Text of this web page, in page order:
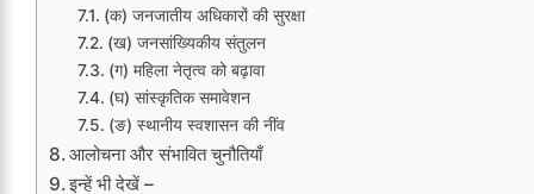
(क) जनजातीय अधिकारों की सुरक्षा
(ख) जनसांख्यिकीय संतुलन
(ग) महिला नेतृत्व को बढ़ावा
(घ) सांस्कृतिक समावेशन
(ङ) स्थानीय स्वशासन की नींव
आलोचना और संभावित चुनौतियाँ
इन्हें भी देखें –